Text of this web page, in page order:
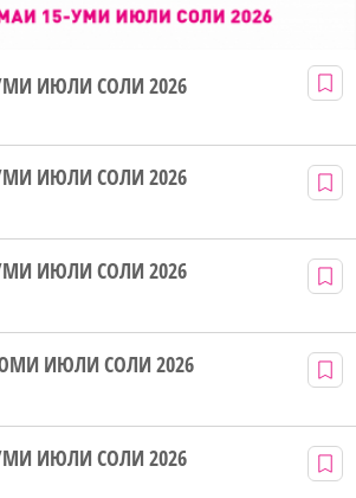
ИЮЛИ СОЛИ 2026
ИЮЛИ СОЛИ 2026
ИЮЛИ СОЛИ 2026
ИЮЛИ СОЛИ 2026
ИЮЛИ СОЛИ 2026